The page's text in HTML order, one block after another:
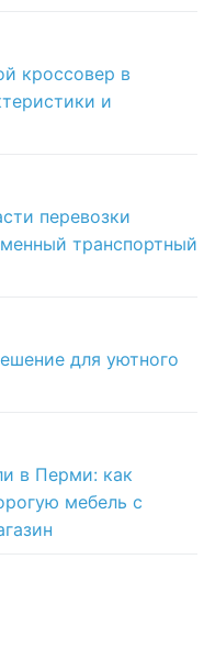
кроссовер в
и
перевозки
транспортный
для уютного
в Перми: как
мебель с